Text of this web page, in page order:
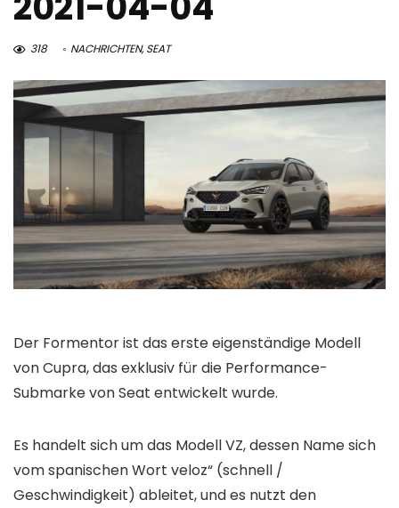
318 NACHRICHTEN,SEAT
Der Formentor ist das erste eigenständige Modell
von Cupra, das exklusiv für die Performance-
Submarke von Seat entwickelt wurde.
Es handelt sich um das Modell VZ, dessen Name sich
vom spanischen Wort veloz“ (schnell /
Geschwindigkeit) ableitet, und es nutzt den